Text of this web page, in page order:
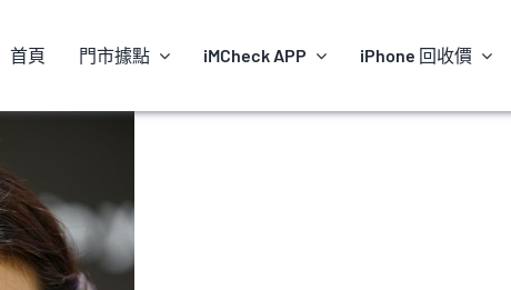
首頁 門市據點 iMCheck APP iPhone 回收價